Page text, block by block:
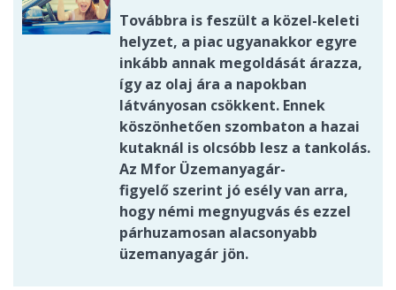
Továbbra is feszült a közel-keleti
helyzet, a piac ugyanakkor egyre
inkább annak megoldását árazza,
így az olaj ára a napokban
látványosan csökkent. Ennek
köszönhetően szombaton a hazai
kutaknál is olcsóbb lesz a tankolás.
Az Mfor Üzemanyagár-
figyelő szerint jó esély van arra,
hogy némi megnyugvás és ezzel
párhuzamosan alacsonyabb
üzemanyagár jön.